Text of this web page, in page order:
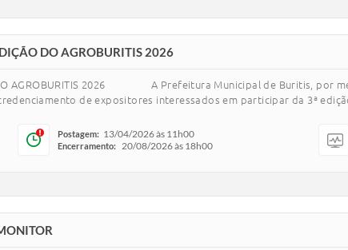
DO AGROBURITIS 2026
DO AGROBURITIS 2026 A Prefeitura Municipal de Buritis, por
de expositores interessados em participar da 3ª
Postagem: 13/04/2026 às 11h00
Encerramento: 20/08/2026 às 18h00